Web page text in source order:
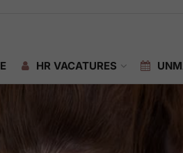
HR VACATURES